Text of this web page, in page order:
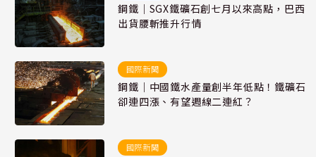
鋼鐵｜SGX鐵礦石創七月以來高點，巴西
出貨腰斬推升行情
國際新聞
鋼鐵｜中國鐵水產量創半年低點！鐵礦石
卻連四漲、有望週線二連紅？
國際新聞